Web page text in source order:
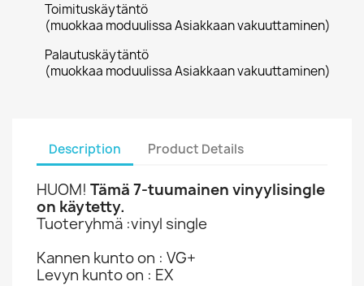
Toimituskäytäntö
(muokkaa moduulissa Asiakkaan vakuuttaminen)
Palautuskäytäntö
(muokkaa moduulissa Asiakkaan vakuuttaminen)
Description Product Details
HUOM! Tämä 7-tuumainen vinyylisingle
on käytetty.
Tuoteryhmä :vinyl single
Kannen kunto on : VG+
Levyn kunto on : EX